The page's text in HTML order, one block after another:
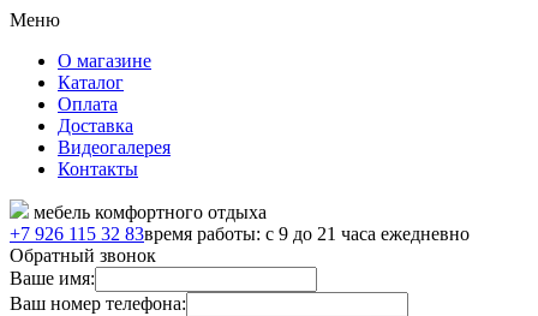
Меню
О магазине
Каталог
Оплата
Доставка
Видеогалерея
Контакты
мебель комфортного отдыха
+7 926 115 32 83время работы: с 9 до 21 часа ежедневно
Обратный звонок
Ваше имя:
Ваш номер телефона: